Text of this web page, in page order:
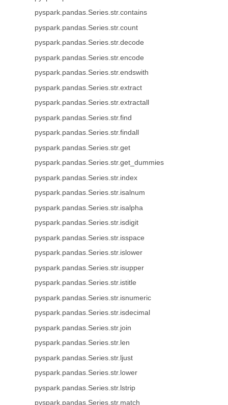
pyspark.pandas.Series.str.contains
pyspark.pandas.Series.str.count
pyspark.pandas.Series.str.decode
pyspark.pandas.Series.str.encode
pyspark.pandas.Series.str.endswith
pyspark.pandas.Series.str.extract
pyspark.pandas.Series.str.extractall
pyspark.pandas.Series.str.find
pyspark.pandas.Series.str.findall
pyspark.pandas.Series.str.get
pyspark.pandas.Series.str.get_dummies
pyspark.pandas.Series.str.index
pyspark.pandas.Series.str.isalnum
pyspark.pandas.Series.str.isalpha
pyspark.pandas.Series.str.isdigit
pyspark.pandas.Series.str.isspace
pyspark.pandas.Series.str.islower
pyspark.pandas.Series.str.isupper
pyspark.pandas.Series.str.istitle
pyspark.pandas.Series.str.isnumeric
pyspark.pandas.Series.str.isdecimal
pyspark.pandas.Series.str.join
pyspark.pandas.Series.str.len
pyspark.pandas.Series.str.ljust
pyspark.pandas.Series.str.lower
pyspark.pandas.Series.str.lstrip
pyspark.pandas.Series.str.match